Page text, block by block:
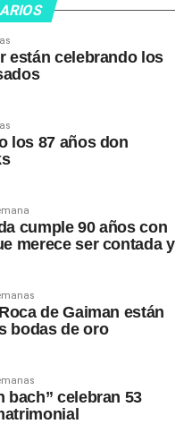
están celebrando los
los 87 años don
cumple 90 años con
merece ser contada y
de Gaiman están
bodas de oro
bach” celebran 53